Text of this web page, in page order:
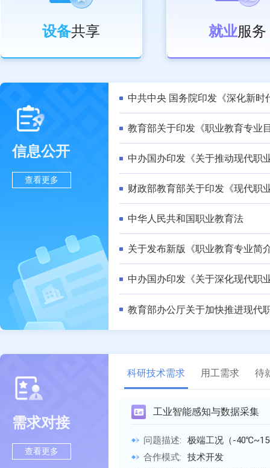
设备共享 就业服务
信息公开
查看更多
中共中央 国务院印发《深化新
教育部关于印发《职业教育专业
中办国办印发《关于推动现代职
财政部教育部关于印发《现代职
中华人民共和国职业教育法
关于发布新版《职业教育专业简
中办国办印发《关于深化现代职
教育部办公厅关于加快推进现代
需求对接
查看更多
科研技术需求 用工需求 待
工业智能感知与数据采集
问题描述:
极端工况（-40℃~150℃、强电磁、高湿）适配，精度达 ±0.01mm 级，支持多物理量复合检测，如高温压力传感器
合作模式:
技术开发